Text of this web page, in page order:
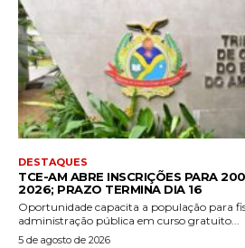
DESTAQUES
TCE-AM ABRE INSCRIÇÕES PARA
2026; PRAZO TERMINA DIA 16
Oportunidade capacita a população para
administração pública em curso gratuito...
5 de agosto de 2026